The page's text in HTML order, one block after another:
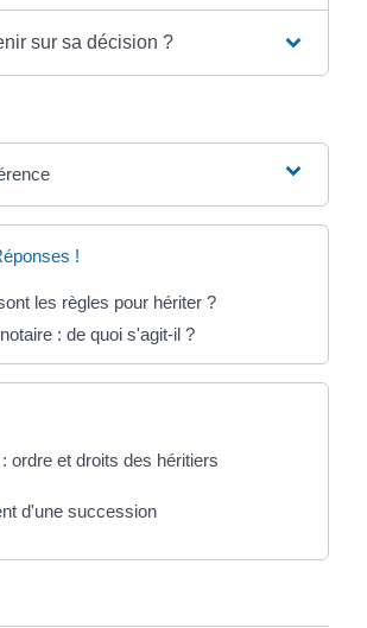
sur sa décision ?
!
les règles pour hériter ?
: de quoi s'agit-il ?
ordre et droits des héritiers
d'une succession